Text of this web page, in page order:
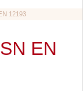
12193
EN